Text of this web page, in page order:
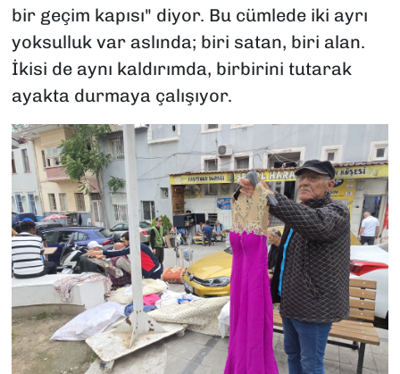
bir geçim kapısı" diyor. Bu cümlede iki ayrı
yoksulluk var aslında; biri satan, biri alan.
İkisi de aynı kaldırımda, birbirini tutarak
ayakta durmaya çalışıyor.